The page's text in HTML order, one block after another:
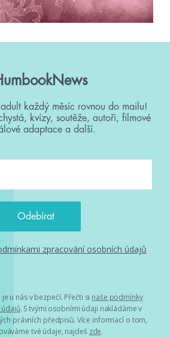
každý měsíc rovnou do mailu!
kvízy, soutěže, autoři, filmové
adaptace a další.
zpracování osobních údajů
u nás v bezpečí. Přečti si naše podmínky
. S tvými osobními údaji nakládáme v
právních předpisů. Více informací o tom,
tvé údaje, najdeš zde.